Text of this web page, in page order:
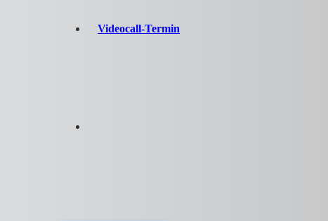
Videocall-Termin